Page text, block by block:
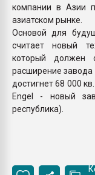
компании в Азии
азиатском рынке.
Основой для
считает новый
который должен
расширение завода
достигнет 68 000
Engel - новый
республика).